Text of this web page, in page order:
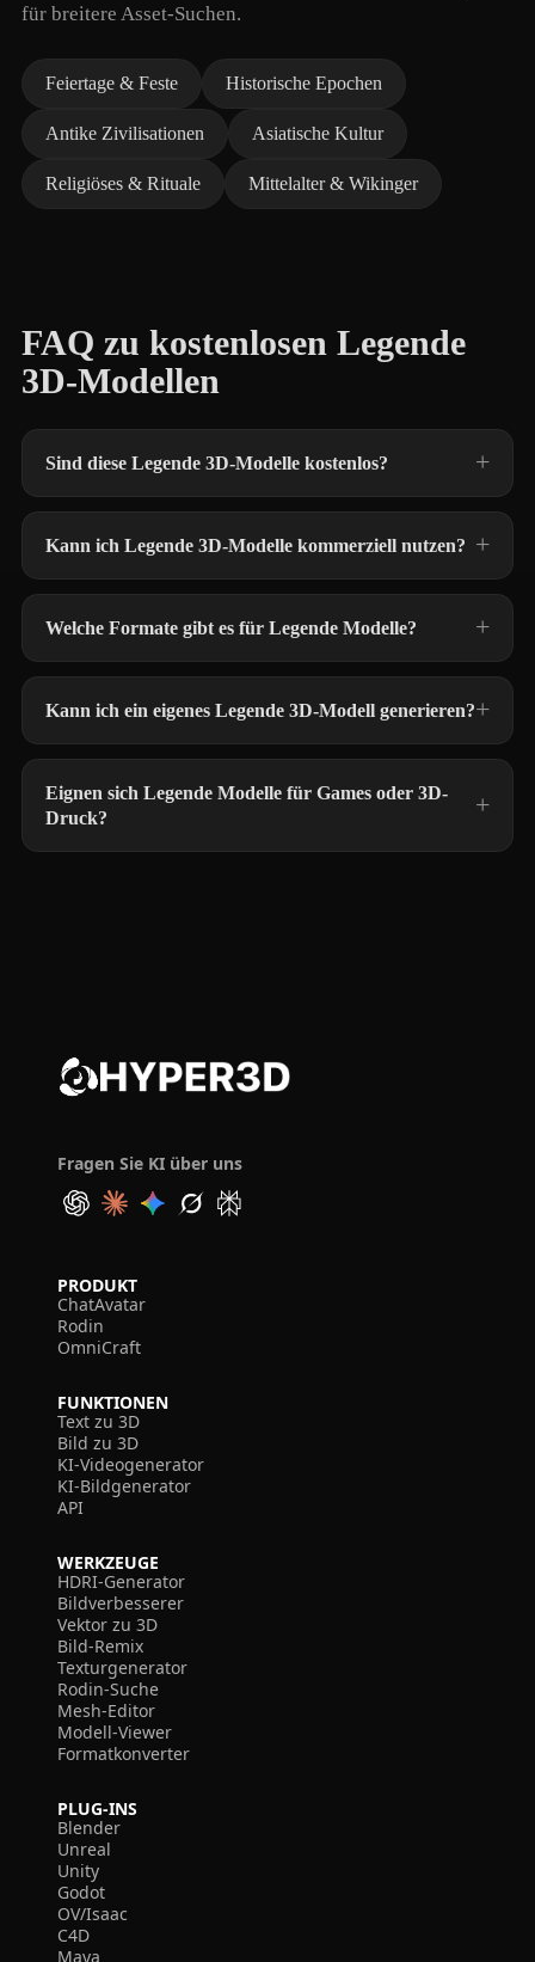
für breitere Asset-Suchen.
Feiertage & Feste Historische Epochen
Antike Zivilisationen Asiatische Kultur
Religiöses & Rituale Mittelalter & Wikinger
FAQ zu kostenlosen Legende
3D-Modellen
Sind diese Legende 3D-Modelle kostenlos?
Kann ich Legende 3D-Modelle kommerziell nutzen?
Welche Formate gibt es für Legende Modelle?
Kann ich ein eigenes Legende 3D-Modell generieren?
Eignen sich Legende Modelle für Games oder 3D-
Druck?
Fragen Sie KI über uns
PRODUKT
ChatAvatar
Rodin
OmniCraft
FUNKTIONEN
Text zu 3D
Bild zu 3D
KI-Videogenerator
KI-Bildgenerator
API
WERKZEUGE
HDRI-Generator
Bildverbesserer
Vektor zu 3D
Bild-Remix
Texturgenerator
Rodin-Suche
Mesh-Editor
Modell-Viewer
Formatkonverter
PLUG-INS
Blender
Unreal
Unity
Godot
OV/Isaac
C4D
Maya